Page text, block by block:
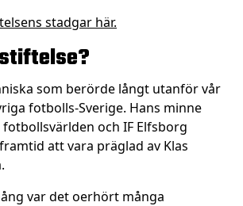
stadgar här.
som berörde långt utanför vår
fotbolls-Sverige. Hans minne
fotbollsvärlden och IF Elfsborg
att vara präglad av Klas
var det oerhört många